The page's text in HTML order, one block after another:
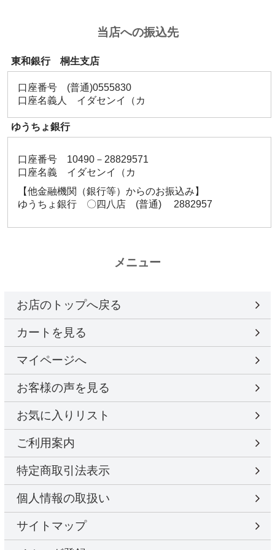
当店への振込先
東和銀行 桐生支店
口座番号 (普通)0555830
口座名義人 イダセンイ（カ
ゆうちょ銀行
口座番号 10490－28829571
口座名義 イダセンイ（カ
【他金融機関（銀行等）からのお振込み】
ゆうちょ銀行 〇四八店 (普通) 2882957
メニュー
お店のトップへ戻る
カートを見る
マイページへ
お客様の声を見る
お気に入りリスト
ご利用案内
特定商取引法表示
個人情報の取扱い
サイトマップ